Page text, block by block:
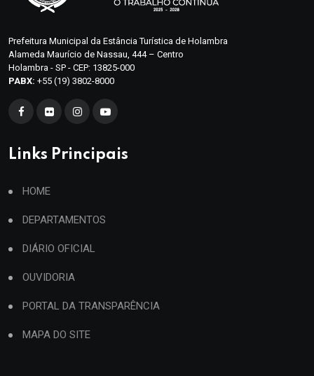
Prefeitura Municipal da Estância Turística de Holambra
Alameda Maurício de Nassau, 444 – Centro
Holambra - SP - CEP: 13825-000
PABX: +55 (19) 3802-8000
Links Principais
HOME
DEPARTAMENTOS
DIÁRIO OFICIAL
OUVIDORIA
PORTAL DA TRANSPARÊNCIA
MAPA DO SITE